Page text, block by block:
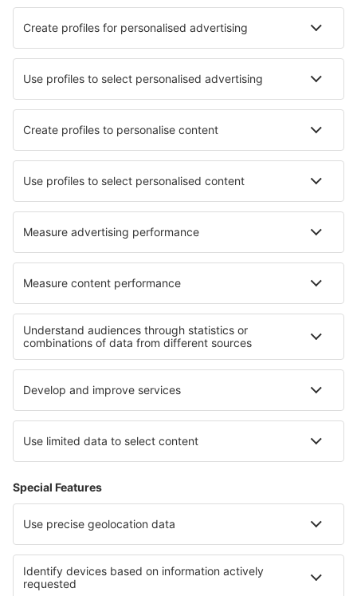
Hotel in Filzmoos Hotel in Tamsweg
I migliori hotel - città
Hotel in Avèze Hotel in Second Mesa Hotel in Progled
Hotel in Goldach Hotel in Cernay Hotel in Hirschburg
Hotel Porva Hotel Chernovskaya
I migliori hotel - zone
Hotel a Hochkoenig Hotel nella Stubaital
Hotel a Weissensee Hotel in Austrian Alps
Hotel a Salzburger Saalachtal Hotel in Costa Barcelona
Hotel in Masovian Hotel a Cahuita National Park
Hotel nella Death Valley Hotel in Sofia (city)